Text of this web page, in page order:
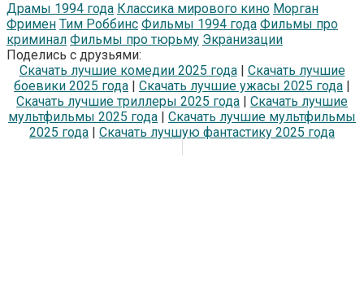
Драмы 1994 года Классика мирового кино Морган
Фримен Тим Роббинс Фильмы 1994 года Фильмы про
криминал Фильмы про тюрьму Экранизации
Поделись с друзьями:
Скачать лучшие комедии 2025 года| Скачать лучшие
боевики 2025 года | Скачать лучшие ужасы 2025 года |
Скачать лучшие триллеры 2025 года | Скачать лучшие
мультфильмы 2025 года | Скачать лучшие мультфильмы
2025 года | Скачать лучшую фантастику 2025 года